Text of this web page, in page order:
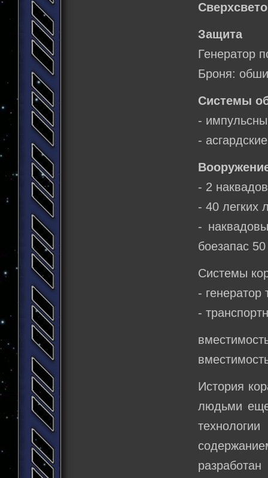
Защита
Генератор
Броня:
Системы
-
-
- 2
- 40 легких
-
боезапас
Системы
- генератор
-
История
людьми